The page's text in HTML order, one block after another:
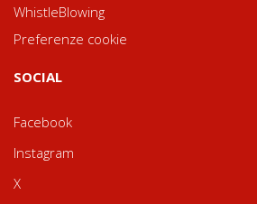
WhistleBlowing
Preferenze cookie
SOCIAL
Facebook
Instagram
X